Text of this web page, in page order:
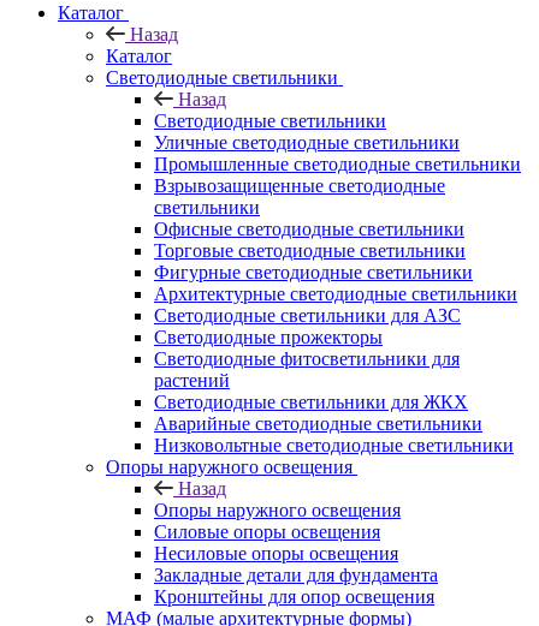
Каталог
Назад
Каталог
Светодиодные светильники
Назад
Светодиодные светильники
Уличные светодиодные светильники
Промышленные светодиодные светильники
Взрывозащищенные светодиодные
светильники
Офисные светодиодные светильники
Торговые светодиодные светильники
Фигурные светодиодные светильники
Архитектурные светодиодные светильники
Светодиодные светильники для АЗС
Светодиодные прожекторы
Светодиодные фитосветильники для
растений
Светодиодные светильники для ЖКХ
Аварийные светодиодные светильники
Низковольтные светодиодные светильники
Опоры наружного освещения
Назад
Опоры наружного освещения
Силовые опоры освещения
Несиловые опоры освещения
Закладные детали для фундамента
Кронштейны для опор освещения
МАФ (малые архитектурные формы)